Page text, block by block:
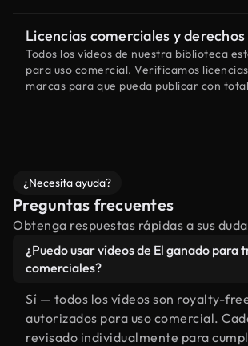
Licencias comerciales y derechos
Todos los vídeos de nuestra biblioteca
para uso comercial. Verificamos
marcas para que pueda publicar con
¿Necesita ayuda?
Preguntas frecuentes
Obtenga respuestas rápidas a sus
¿Puedo usar vídeos de El ganado para
comerciales?
Sí — todos los vídeos son royalty-
autorizados para uso comercial.
revisado individualmente para